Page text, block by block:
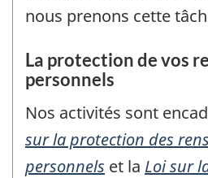
nous prenons cette
La protection de vos
personnels
Nos activités sont
sur la protection des
personnels et la Loi sur